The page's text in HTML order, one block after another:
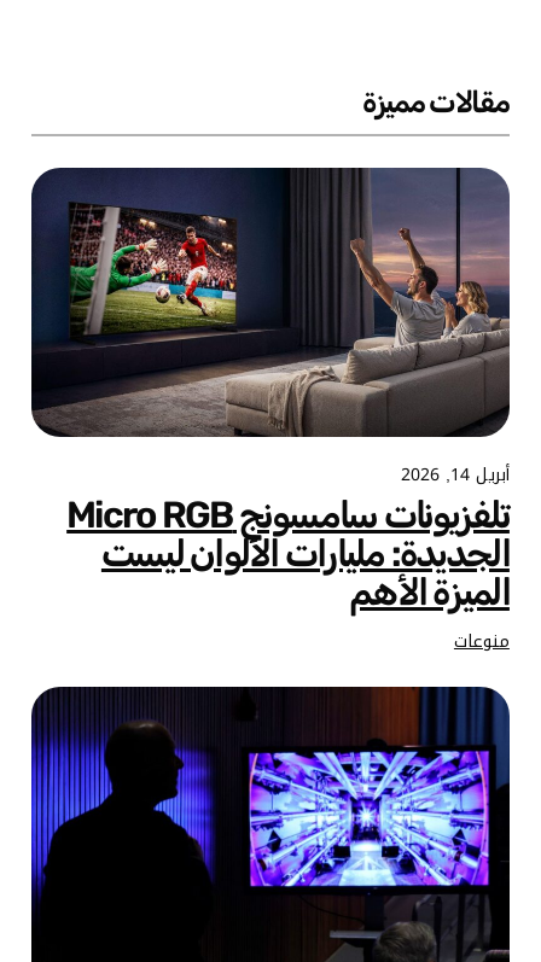
مقالات مميزة
أبريل 14, 2026
تلفزيونات سامسونج Micro RGB
الجديدة: مليارات الألوان ليست
الميزة الأهم
منوعات